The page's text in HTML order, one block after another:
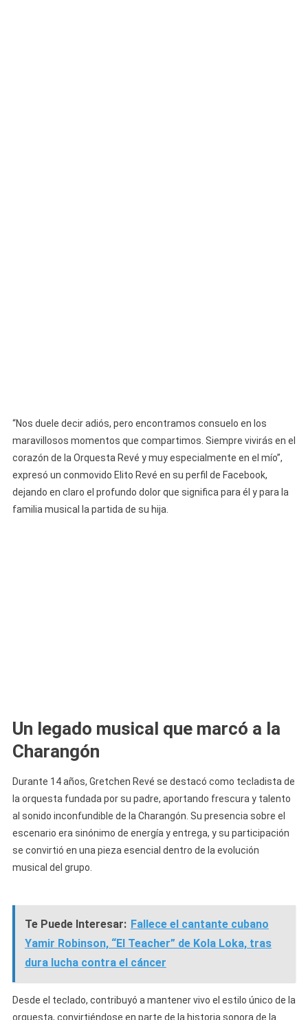
“Nos duele decir adiós, pero encontramos consuelo en los
maravillosos momentos que compartimos. Siempre vivirás en el
corazón de la Orquesta Revé y muy especialmente en el mío”,
expresó un conmovido Elito Revé en su perfil de Facebook,
dejando en claro el profundo dolor que significa para él y para la
familia musical la partida de su hija.
Un legado musical que marcó a la
Charangón
Durante 14 años, Gretchen Revé se destacó como tecladista de
la orquesta fundada por su padre, aportando frescura y talento
al sonido inconfundible de la Charangón. Su presencia sobre el
escenario era sinónimo de energía y entrega, y su participación
se convirtió en una pieza esencial dentro de la evolución
musical del grupo.
Te Puede Interesar: Fallece el cantante cubano
Yamir Robinson, “El Teacher” de Kola Loka, tras
dura lucha contra el cáncer
Desde el teclado, contribuyó a mantener vivo el estilo único de la
orquesta, convirtiéndose en parte de la historia sonora de la